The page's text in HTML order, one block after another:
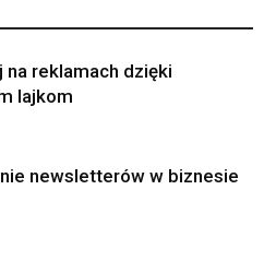
na reklamach dzięki
lajkom
newsletterów w biznesie